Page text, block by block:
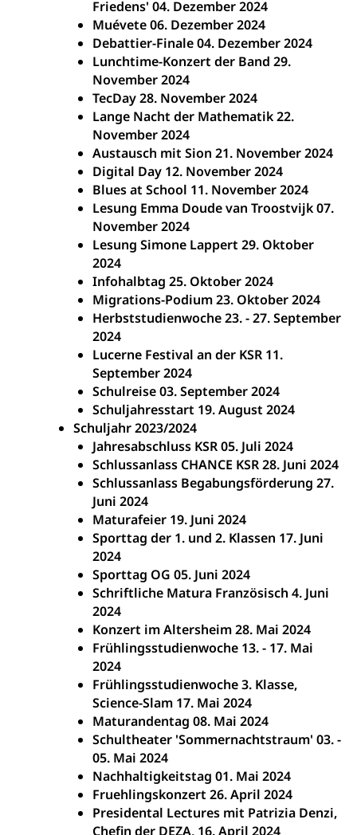
Friedens' 04. Dezember 2024
Muévete 06. Dezember 2024
Debattier-Finale 04. Dezember 2024
Lunchtime-Konzert der Band 29.
November 2024
TecDay 28. November 2024
Lange Nacht der Mathematik 22.
November 2024
Austausch mit Sion 21. November 2024
Digital Day 12. November 2024
Blues at School 11. November 2024
Lesung Emma Doude van Troostvijk 07.
November 2024
Lesung Simone Lappert 29. Oktober
2024
Infohalbtag 25. Oktober 2024
Migrations-Podium 23. Oktober 2024
Herbststudienwoche 23. - 27. September
2024
Lucerne Festival an der KSR 11.
September 2024
Schulreise 03. September 2024
Schuljahresstart 19. August 2024
Schuljahr 2023/2024
Jahresabschluss KSR 05. Juli 2024
Schlussanlass CHANCE KSR 28. Juni 2024
Schlussanlass Begabungsförderung 27.
Juni 2024
Maturafeier 19. Juni 2024
Sporttag der 1. und 2. Klassen 17. Juni
2024
Sporttag OG 05. Juni 2024
Schriftliche Matura Französisch 4. Juni
2024
Konzert im Altersheim 28. Mai 2024
Frühlingsstudienwoche 13. - 17. Mai
2024
Frühlingsstudienwoche 3. Klasse,
Science-Slam 17. Mai 2024
Maturandentag 08. Mai 2024
Schultheater 'Sommernachtstraum' 03. -
05. Mai 2024
Nachhaltigkeitstag 01. Mai 2024
Fruehlingskonzert 26. April 2024
Presidental Lectures mit Patrizia Denzi,
Chefin der DEZA, 16. April 2024